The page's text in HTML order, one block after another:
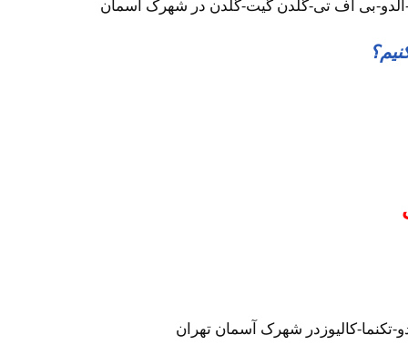
آلدو-بی اف تی-گلدن گیت-گلدن در شهرک آسمان
کالیوزدر شهرک آسمان تهران